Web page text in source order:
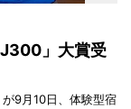
」大賞受
9月10日、体験型宿